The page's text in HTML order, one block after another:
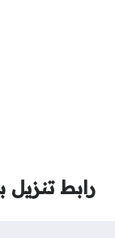
رابط